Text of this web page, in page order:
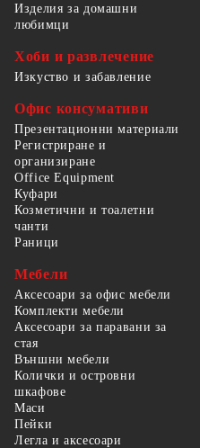
Изделия за домашни
любимци
Хоби и развлечение
Изкуство и забавление
Офис консумативи
Презентационни материали
Регистриране и
организиране
Office Equipment
Куфари
Козметични и тоалетни
чанти
Раници
Мебели
Аксесоари за офис мебели
Комплекти мебели
Аксесоари за паравани за
стая
Външни мебели
Колички и островни
шкафове
Маси
Пейки
Легла и аксесоари